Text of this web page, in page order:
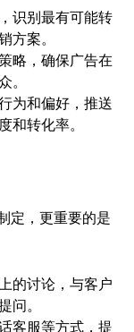
识别最有可能转
方案。
略，确保广告在
。
为和偏好，推送
和转化率。
定，更重要的是
的讨论，与客户
问。
客服等方式，提